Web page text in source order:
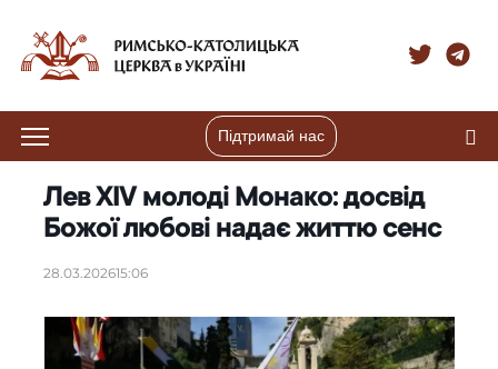
Підтримай нас
Лев XIV молоді Монако: досвід
Божої любові надає життю сенс
28.03.202615:06